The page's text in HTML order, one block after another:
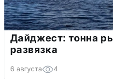
Дайджест: тонна
развязка
6 августа 4